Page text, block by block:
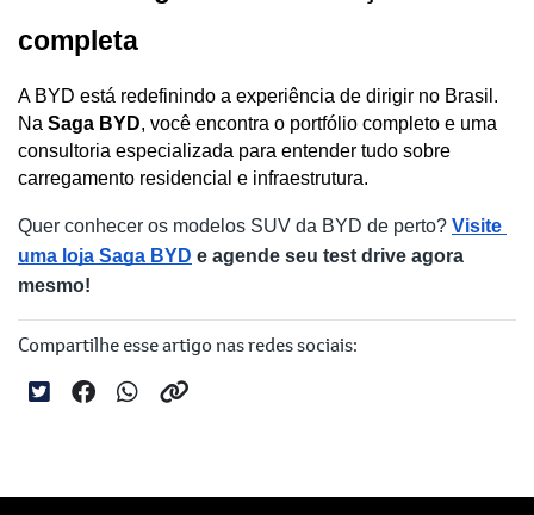
completa
A BYD está redefinindo a experiência de dirigir no Brasil.
Na Saga BYD, você encontra o portfólio completo e uma
consultoria especializada para entender tudo sobre
carregamento residencial e infraestrutura.
Quer conhecer os modelos SUV da BYD de perto? Visite
uma loja Saga BYD e agende seu test drive agora
mesmo!
Compartilhe esse artigo nas redes sociais: